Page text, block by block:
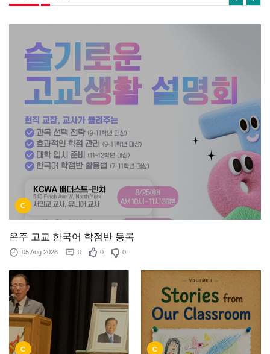
C
온주 고교 한국어 학점반 등록
05 Aug 2026 0 0 0
C C